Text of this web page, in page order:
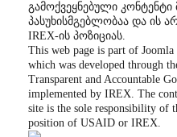
გამოქვეყნებული
პასუხისმგებლობაა და ის
IREX-ის პოზიციას.
This web page is part of Joomla
which was developed through
Transparent and Accountable
implemented by IREX. The
site is the sole responsibility of
position of USAID or IREX.